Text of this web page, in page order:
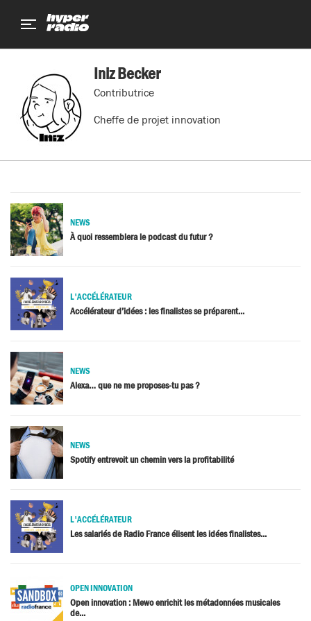
Iniz Becker
Contributrice
Cheffe de projet innovation
NEWS
À quoi ressemblera le podcast du futur ?
L'ACCÉLÉRATEUR
Accélérateur d’idées : les finalistes se préparent...
NEWS
Alexa… que ne me proposes-tu pas ?
NEWS
Spotify entrevoit un chemin vers la profitabilité
L'ACCÉLÉRATEUR
Les salariés de Radio France élisent les idées finalistes...
OPEN INNOVATION
Open innovation : Mewo enrichit les métadonnées musicales
de...